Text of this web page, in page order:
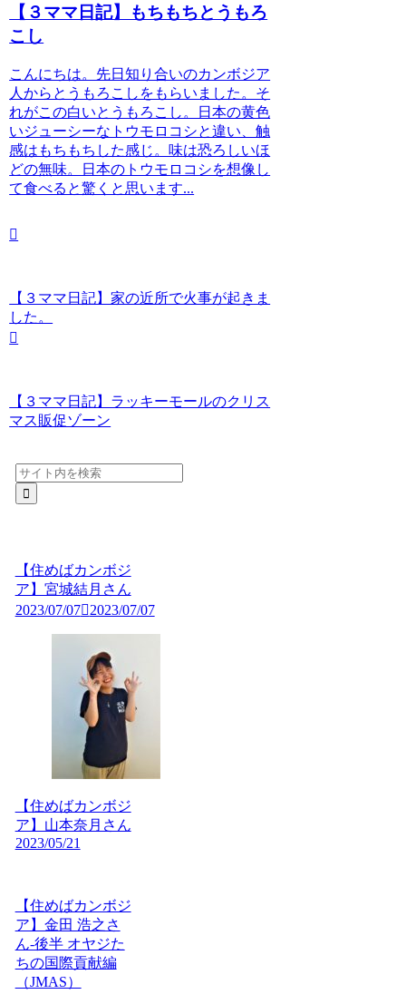
【３ママ日記】もちもちとうもろ
こし
こんにちは。先日知り合いのカンボジア
人からとうもろこしをもらいました。そ
れがこの白いとうもろこし。日本の黄色
いジューシーなトウモロコシと違い、触
感はもちもちした感じ。味は恐ろしいほ
どの無味。日本のトウモロコシを想像し
て食べると驚くと思います...
【３ママ日記】家の近所で火事が起きま
した。
【３ママ日記】ラッキーモールのクリス
マス販促ゾーン
【住めばカンボジ
ア】宮城結月さん
2023/07/07
2023/07/07
【住めばカンボジ
ア】山本奈月さん
2023/05/21
【住めばカンボジ
ア】金田 浩之さ
ん-後半 オヤジた
ちの国際貢献編
（JMAS）